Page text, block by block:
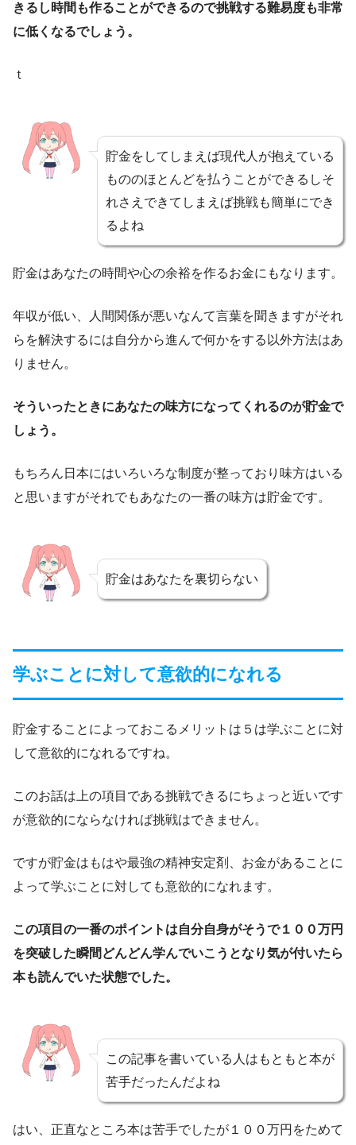
きるし時間も作ることができるので挑戦する難易度も非常
に低くなるでしょう。
ｔ
貯金をしてしまえば現代人が抱えている
もののほとんどを払うことができるしそ
れさえできてしまえば挑戦も簡単にでき
るよね
貯金はあなたの時間や心の余裕を作るお金にもなります。
年収が低い、人間関係が悪いなんて言葉を聞きますがそれ
らを解決するには自分から進んで何かをする以外方法はあ
りません。
そういったときにあなたの味方になってくれるのが貯金で
しょう。
もちろん日本にはいろいろな制度が整っており味方はいる
と思いますがそれでもあなたの一番の味方は貯金です。
貯金はあなたを裏切らない
学ぶことに対して意欲的になれる
貯金することによっておこるメリットは５は学ぶことに対
して意欲的になれるですね。
このお話は上の項目である挑戦できるにちょっと近いです
が意欲的にならなければ挑戦はできません。
ですが貯金はもはや最強の精神安定剤、お金があることに
よって学ぶことに対しても意欲的になれます。
この項目の一番のポイントは自分自身がそうで１００万円
を突破した瞬間どんどん学んでいこうとなり気が付いたら
本も読んでいた状態でした。
この記事を書いている人はもともと本が
苦手だったんだよね
はい、正直なところ本は苦手でしたが１００万円をためて